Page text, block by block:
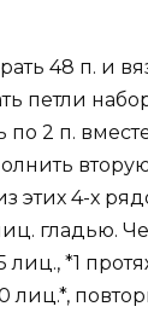
48 п. и
петли
2 п.
этих 4-х
гладью.
*1
лиц.*,